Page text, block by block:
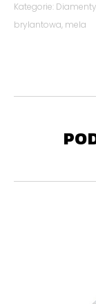
Kategorie: Diamenty
brylantowa, mela